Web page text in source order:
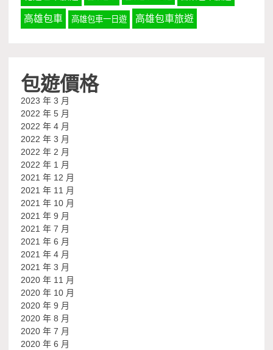
高雄包車 高雄包車一日遊 高雄包車旅遊
包遊價格
2023 年 3 月
2022 年 5 月
2022 年 4 月
2022 年 3 月
2022 年 2 月
2022 年 1 月
2021 年 12 月
2021 年 11 月
2021 年 10 月
2021 年 9 月
2021 年 7 月
2021 年 6 月
2021 年 4 月
2021 年 3 月
2020 年 11 月
2020 年 10 月
2020 年 9 月
2020 年 8 月
2020 年 7 月
2020 年 6 月